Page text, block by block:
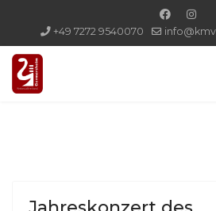
+49 7272 9540070